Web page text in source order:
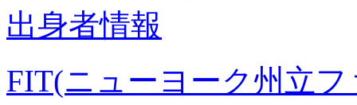
出身者情報
FIT(ニューヨーク州立